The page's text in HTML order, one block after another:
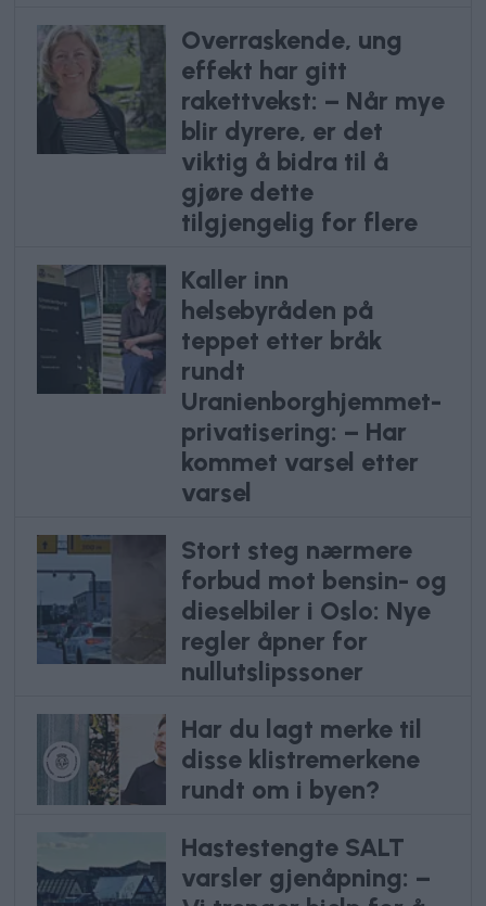
Overraskende, ung
effekt har gitt
rakettvekst: – Når mye
blir dyrere, er det
viktig å bidra til å
gjøre dette
tilgjengelig for flere
Kaller inn
helsebyråden på
teppet etter bråk
rundt
Uranienborghjemmet-
privatisering: – Har
kommet varsel etter
varsel
Stort steg nærmere
forbud mot bensin- og
dieselbiler i Oslo: Nye
regler åpner for
nullutslipssoner
Har du lagt merke til
disse klistremerkene
rundt om i byen?
Hastestengte SALT
varsler gjenåpning: –